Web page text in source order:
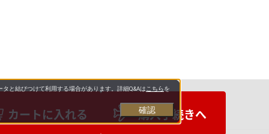
カートに入れる 購入手続きへ
と結びつけて利用する場合があります。詳細Q&Aは こちらを
確認